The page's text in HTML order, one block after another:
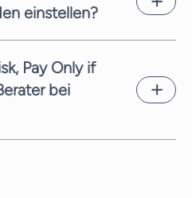
einstellen?
Dies hängt von der
und der zeitlichen
ab. Wir sind stets
Pay Only if
bei